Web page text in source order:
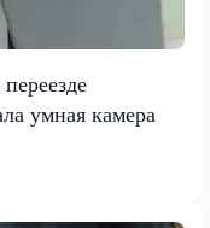
умная камера